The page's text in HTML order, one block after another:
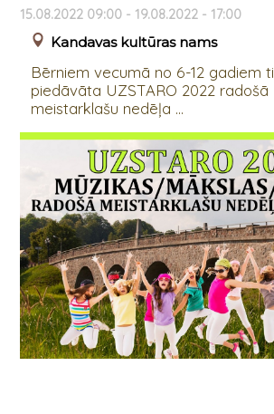
15.08.2022 09:00 - 19.08.2022 - 17:00
Kandavas kultūras nams
Bērniem vecumā no 6-12 gadiem
piedāvāta UZSTARO 2022 radošā
meistarklašu nedēļa ...